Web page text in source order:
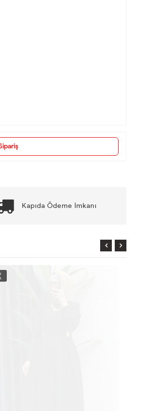
Kapıda Ödeme İmkanı